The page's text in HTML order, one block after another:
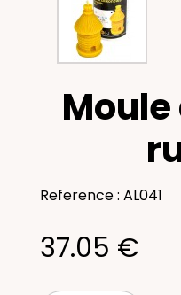
Reference : AL041
37.05 €